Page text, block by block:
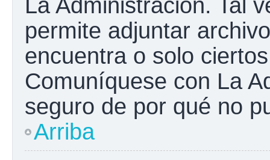
La Administración. Tal
permite adjuntar
encuentra o solo
Comuníquese con La
seguro de por qué no
Arriba